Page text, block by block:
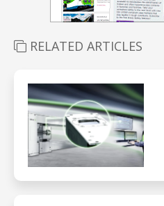
RELATED ARTICLES